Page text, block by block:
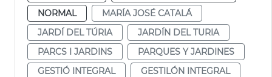
NORMAL
MARÍA JOSÉ CATALÁ
JARDÍ DEL TÚRIA
JARDÍN DEL TURIA
PARCS I JARDINS
PARQUES Y JARDINES
GESTIÓ INTEGRAL
GESTILÓN INTEGRAL